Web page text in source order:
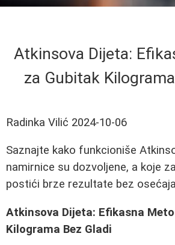
Atkinsova Dijeta:
za Gubitak
Radinka Vilić 2024-10-06
Saznajte kako funkcioniše
namirnice su dozvoljene, a koje
postići brze rezultate bez
Atkinsova Dijeta: Efikasna
Kilograma Bez Gladi